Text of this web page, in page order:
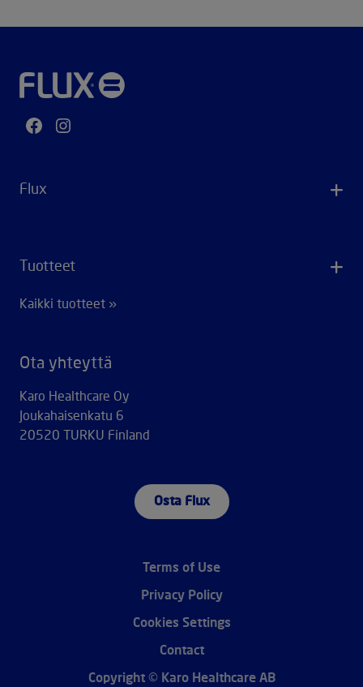
Facebook
Instagram
Flux
Tuotteet
Kaikki tuotteet »
Ota yhteyttä
Karo Healthcare Oy
Joukahaisenkatu 6
20520 TURKU Finland
Osta Flux
Terms of Use
Privacy Policy
Cookies Settings
Contact
Copyright © Karo Healthcare AB